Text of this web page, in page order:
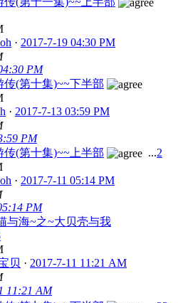
· 2017-7-19 04:30 PM
PM
(第十集)~~下半部
· 2017-7-13 03:59 PM
PM
(第十集)~~上半部
...2
· 2017-7-11 05:14 PM
PM
与海~之~大贝壳与我
贝 · 2017-7-11 11:21 AM
11:21 AM